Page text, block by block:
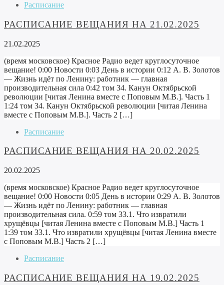
Расписание
РАСПИСАНИЕ ВЕЩАНИЯ НА 21.02.2025
21.02.2025
(время московское) Красное Радио ведет круглосуточное
вещание! 0:00 Новости 0:03 День в истории 0:12 А. В. Золотов
— Жизнь идёт по Ленину: работник — главная
производительная сила 0:42 том 34. Канун Октябрьской
революции [читая Ленина вместе с Поповым М.В.]. Часть 1
1:24 том 34. Канун Октябрьской революции [читая Ленина
вместе с Поповым М.В.]. Часть 2 […]
Расписание
РАСПИСАНИЕ ВЕЩАНИЯ НА 20.02.2025
20.02.2025
(время московское) Красное Радио ведет круглосуточное
вещание! 0:00 Новости 0:05 День в истории 0:29 А. В. Золотов
— Жизнь идёт по Ленину: работник — главная
производительная сила. 0:59 том 33.1. Что извратили
хрущёвцы [читая Ленина вместе с Поповым М.В.] Часть 1
1:39 том 33.1. Что извратили хрущёвцы [читая Ленина вместе
с Поповым М.В.] Часть 2 […]
Расписание
РАСПИСАНИЕ ВЕЩАНИЯ НА 19.02.2025